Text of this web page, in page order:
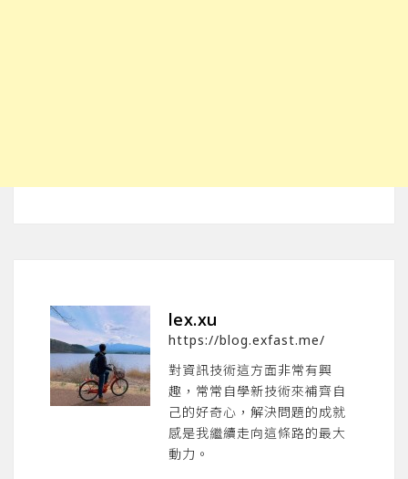
lex.xu
https://blog.exfast.me/
對資訊技術這方面非常有興
趣，常常自學新技術來補齊自
己的好奇心，解決問題的成就
感是我繼續走向這條路的最大
動力。